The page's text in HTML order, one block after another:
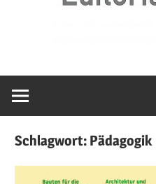
Schlagwort: Pädagogik